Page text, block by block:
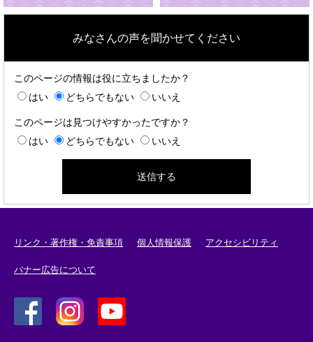
みなさんの声を聞かせてください
このページの情報は役に立ちましたか？
はい
どちらでもない いいえ
このページは見つけやすかったですか？
はい
どちらでもない いいえ
リンク・著作権・免責事項 個人情報保護 アクセシビリティ
バナー広告について